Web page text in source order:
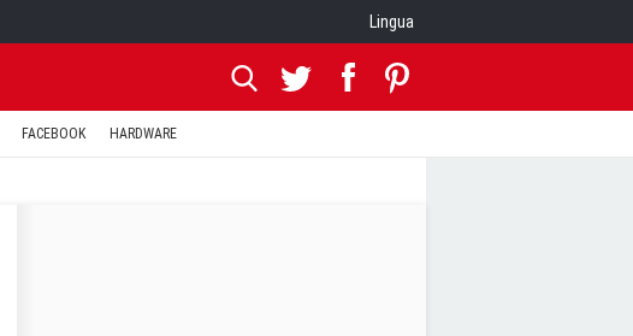
Lingua
FACEBOOK HARDWARE